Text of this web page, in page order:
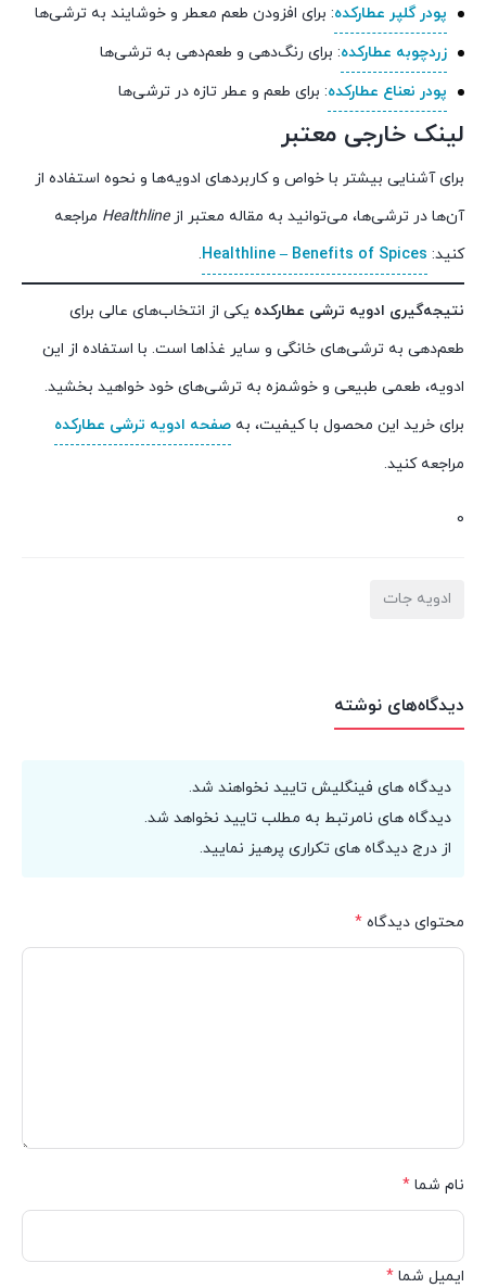
پودر گلپر عطارکده: برای افزودن طعم معطر و خوشایند به ترشی‌ها
زردچوبه عطارکده: برای رنگ‌دهی و طعم‌دهی به ترشی‌ها
پودر نعناع عطارکده: برای طعم و عطر تازه در ترشی‌ها
لینک خارجی معتبر
برای آشنایی بیشتر با خواص و کاربردهای ادویه‌ها و نحوه استفاده از
آن‌ها در ترشی‌ها، می‌توانید به مقاله معتبر ازHealthline مراجعه
کنید: Healthline – Benefits of Spices
.
نتیجه‌گیری ادویه ترشی عطارکده یکی از انتخاب‌های عالی برای
طعم‌دهی به ترشی‌های خانگی و سایر غذاها است. با استفاده از این
ادویه، طعمی طبیعی و خوشمزه به ترشی‌های خود خواهید بخشید.
برای خرید این محصول با کیفیت، به صفحه ادویه ترشی عطارکده
مراجعه کنید.
0
ادویه جات
دیدگاه‌های نوشته
دیدگاه های فینگلیش تایید نخواهند شد.
دیدگاه های نامرتبط به مطلب تایید نخواهد شد.
از درج دیدگاه های تکراری پرهیز نمایید.
محتوای دیدگاه *
نام شما *
ایمیل شما *